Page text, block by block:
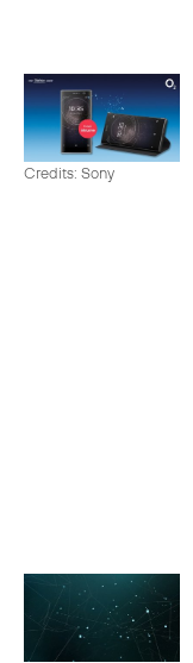
Credits: Sony